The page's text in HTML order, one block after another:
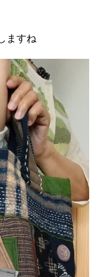
ますね